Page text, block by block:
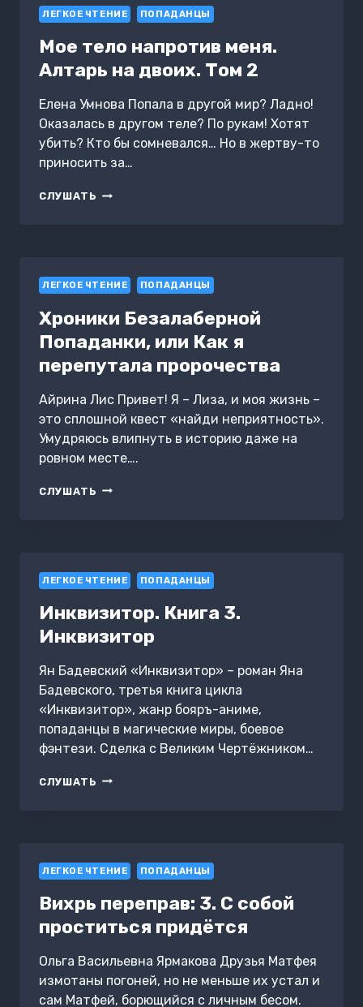
ЛЕГКОЕ ЧТЕНИЕ ПОПАДАНЦЫ
Мое тело напротив меня.
Алтарь на двоих. Том 2
Елена Умнова Попала в другой мир? Ладно!
Оказалась в другом теле? По рукам! Хотят
убить? Кто бы сомневался… Но в жертву-то
приносить за…
СЛУШАТЬ МОЕ
ДВОИХ.
2
ЛЕГКОЕ ЧТЕНИЕ ПОПАДАНЦЫ
Хроники Безалаберной
Попаданки, или Как я
перепутала пророчества
Айрина Лис Привет! Я – Лиза, и моя жизнь –
это сплошной квест «найди неприятность».
Умудряюсь влипнуть в историю даже на
ровном месте….
СЛУШАТЬ ХРОНИКИ
ПЕРЕПУТАЛА
ЛЕГКОЕ ЧТЕНИЕ ПОПАДАНЦЫ
Инквизитор. Книга 3.
Инквизитор
Ян Бадевский «Инквизитор» – роман Яна
Бадевского, третья книга цикла
«Инквизитор», жанр бояръ-аниме,
попаданцы в магические миры, боевое
фэнтези. Сделка с Великим Чертёжником…
СЛУШАТЬ ИНКВИЗИТОР.
ЛЕГКОЕ ЧТЕНИЕ ПОПАДАНЦЫ
Вихрь переправ: 3. С собой
проститься придётся
Ольга Васильевна Ярмакова Друзья Матфея
измотаны погоней, но не меньше их устал и
сам Матфей, борющийся с личным бесом.